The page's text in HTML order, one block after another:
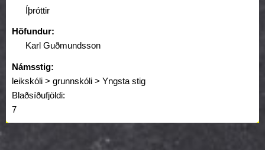
Íþróttir
Höfundur:
Karl Guðmundsson
Námsstig:
leikskóli > grunnskóli > Yngsta stig
Blaðsíðufjöldi:
7